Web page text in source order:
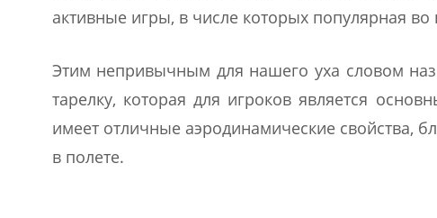
активные игры, в числе которых популярная
Этим непривычным для нашего уха словом
тарелку, которая для игроков является
имеет отличные аэродинамические свойства,
в полете.